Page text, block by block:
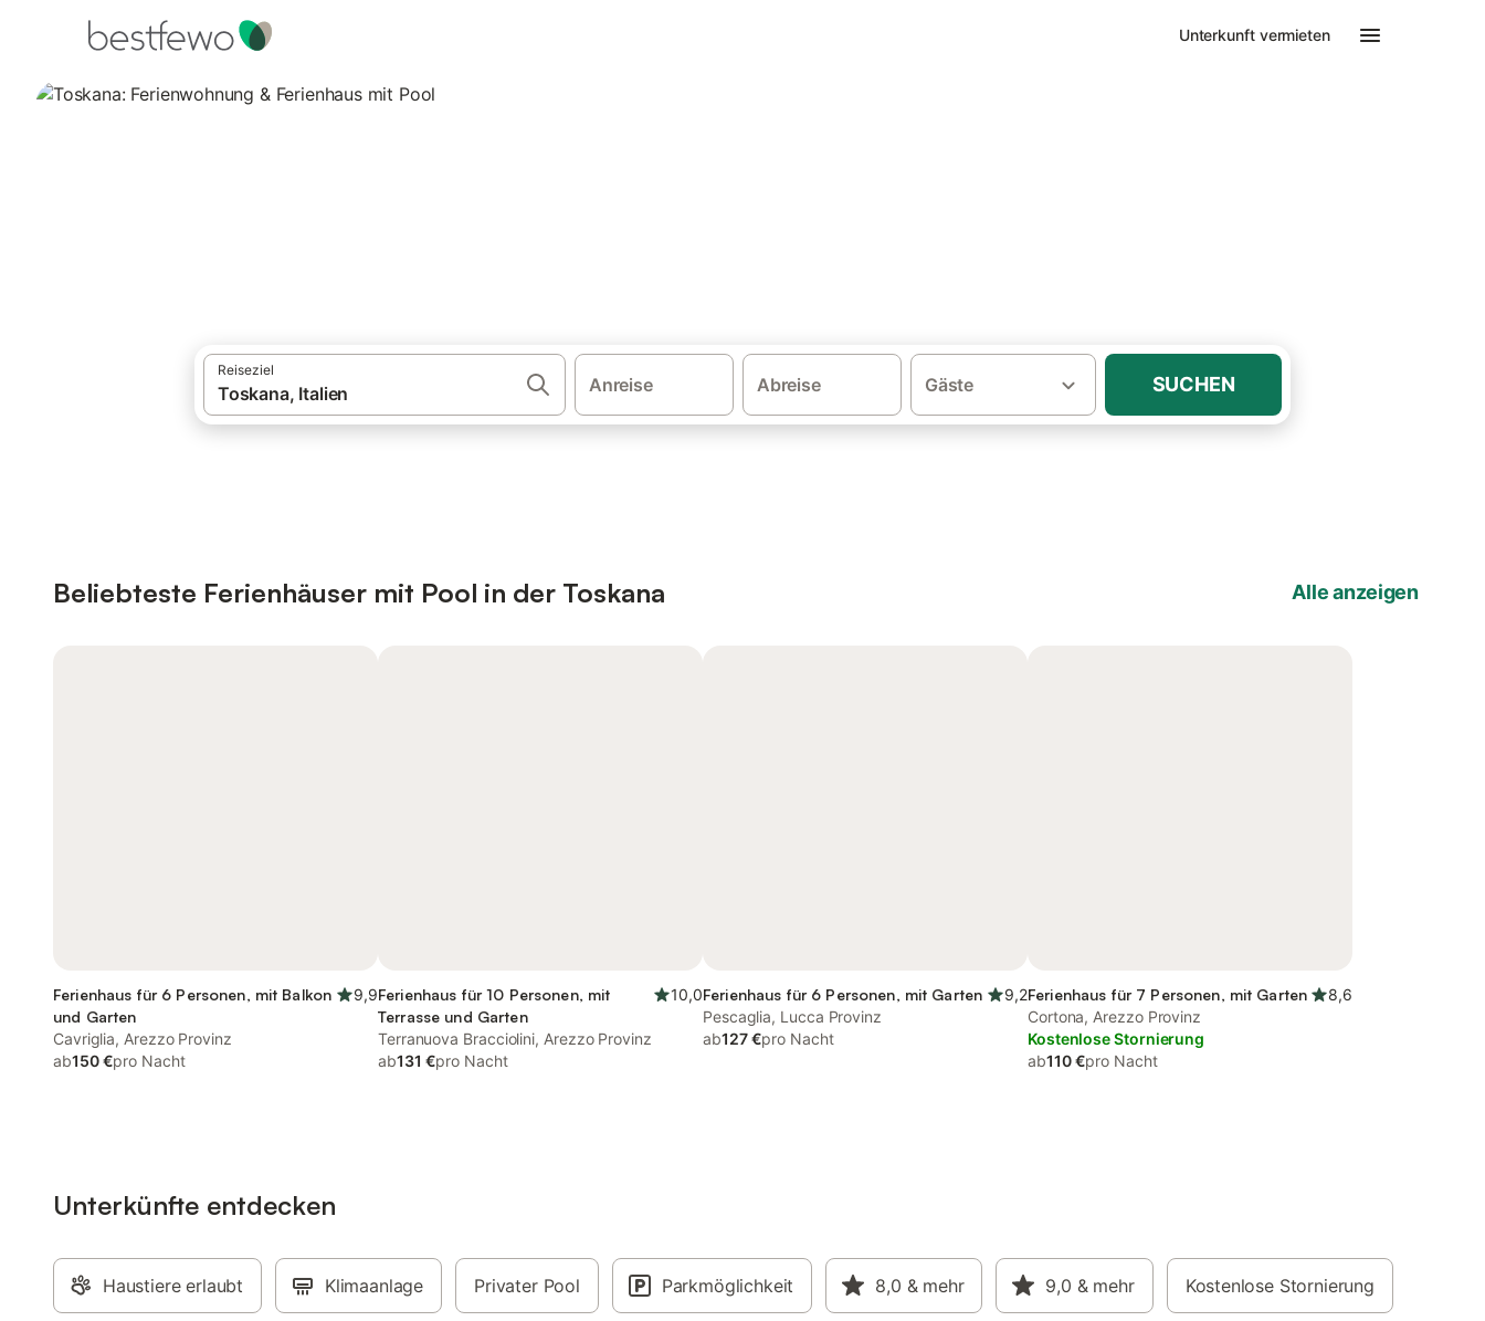
Unterkunft vermieten
Reiseziel
Anreise Abreise Gäste SUCHEN
Beliebteste Ferienhäuser mit Pool in der Toskana Alle anzeigen
Ferienhaus für 6 Personen, mit Balkon
und Garten
9,9
Cavriglia, Arezzo Provinz
ab150 €pro Nacht
Ferienhaus für 10 Personen, mit
Terrasse und Garten
10,0
Terranuova Bracciolini, Arezzo Provinz
ab131 €pro Nacht
Ferienhaus für 6 Personen, mit Garten
9,2
Pescaglia, Lucca Provinz
ab127 €pro Nacht
Ferienhaus für 7 Personen, mit Garten
8,6
Cortona, Arezzo Provinz
Kostenlose Stornierung
ab110 €pro Nacht
Unterkünfte entdecken
Haustiere erlaubt Klimaanlage Privater Pool Parkmöglichkeit 8,0 & mehr 9,0 & mehr Kostenlose Stornierung